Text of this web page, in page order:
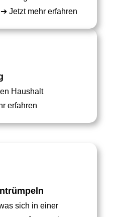
➔ Jetzt mehr erfahren
Haushalt
erfahren
sich in einer